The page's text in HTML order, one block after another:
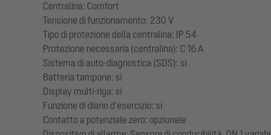
Centralina: Comfort
Tensione di funzionamento: 230 V
Tipo di protezione della centralina: IP 54
Protezione necessaria (centralina): C 16 A
Sistema di auto-diagnostica (SDS): sì
Batteria tampone: sì
Display multi-riga: sì
Funzione di diario d’esercizio: sì
Contatto a potenziale zero: opzionale